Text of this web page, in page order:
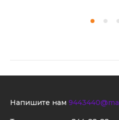
Напишите нам